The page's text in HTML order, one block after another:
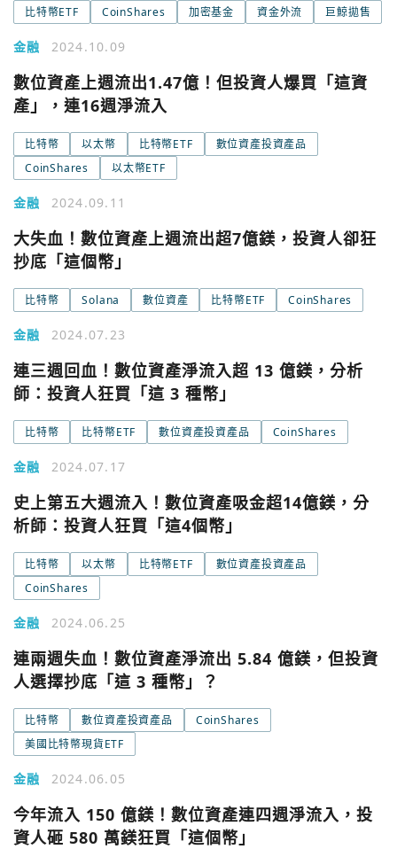
比特幣ETF CoinShares 加密基金 資金外流 巨鯨拋售
金融 2024.10.09
數位資產上週流出1.47億！但投資人爆買「這資
產」，連16週淨流入
比特幣 以太幣 比特幣ETF
數位資產投資產品
CoinShares
以太幣ETF
金融 2024.09.11
大失血！數位資產上週流出超7億鎂，投資人卻狂
抄底「這個幣」
比特幣 Solana 數位資產 比特幣ETF CoinShares
金融 2024.07.23
連三週回血！數位資產淨流入超 13 億鎂，分析
師：投資人狂買「這 3 種幣」
比特幣 比特幣ETF 數位資產投資產品 CoinShares
金融 2024.07.17
史上第五大週流入！數位資產吸金超14億鎂，分
析師：投資人狂買「這4個幣」
比特幣 以太幣 比特幣ETF
數位資產投資產品
CoinShares
金融 2024.06.25
連兩週失血！數位資產淨流出 5.84 億鎂，但投資
人選擇抄底「這 3 種幣」？
比特幣 數位資產投資產品
CoinShares
美國比特幣現貨ETF
金融 2024.06.05
今年流入 150 億鎂！數位資產連四週淨流入，投
資人砸 580 萬鎂狂買「這個幣」
今日熱門
使用以下帳號繼續
Google
Email
您已閒置5分鐘，請點擊關閉按鈕或空白處，即可回到加密
城市
關閉